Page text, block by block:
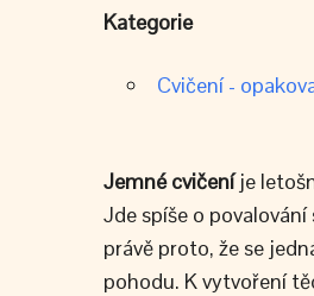
Kategorie
Cvičení -
Jemné cvičeníje
Jde spíše o
právě proto, že se
pohodu. K vytvoření